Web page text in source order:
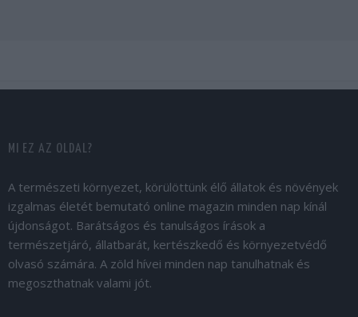
MI EZ AZ OLDAL?
A természeti környezet, körülöttünk élő állatok és növények
izgalmas életét bemutató online magazin minden nap kínál
újdonságot. Barátságos és tanulságos írások a
természetjáró, állatbarát, kertészkedő és környezetvédő
olvasó számára. A zöld hívei minden nap tanulhatnak és
megoszthatnak valami jót.